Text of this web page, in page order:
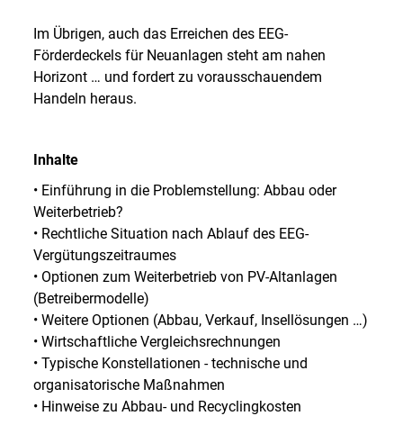
Im Übrigen, auch das Erreichen des EEG-
Förderdeckels für Neuanlagen steht am nahen
Horizont … und fordert zu vorausschauendem
Handeln heraus.
Inhalte
• Einführung in die Problemstellung: Abbau oder
Weiterbetrieb?
• Rechtliche Situation nach Ablauf des EEG-
Vergütungszeitraumes
• Optionen zum Weiterbetrieb von PV-Altanlagen
(Betreibermodelle)
• Weitere Optionen (Abbau, Verkauf, Insellösungen …)
• Wirtschaftliche Vergleichsrechnungen
• Typische Konstellationen - technische und
organisatorische Maßnahmen
• Hinweise zu Abbau- und Recyclingkosten